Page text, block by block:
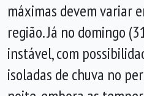
máximas devem variar
região. Já no domingo
instável, com
isoladas de chuva no